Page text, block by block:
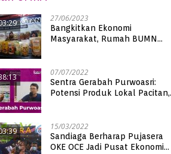
27/06/2023
Bangkitkan Ekonomi
Masyarakat, Rumah BUMN
07/07/2022
Sentra Gerabah Purwoasri:
Potensi Produk Lokal Pacitan,
15/03/2022
Sandiaga Berharap Pujasera
OKE OCE Jadi Pusat Ekonomi